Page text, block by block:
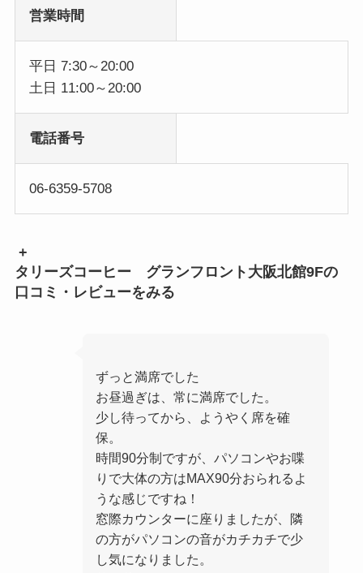
営業時間
平日 7:30～20:00
土日 11:00～20:00
電話番号
06-6359-5708
+
タリーズコーヒー グランフロント大阪北館9Fの
口コミ・レビューをみる
ずっと満席でした
お昼過ぎは、常に満席でした。
少し待ってから、ようやく席を確
保。
時間90分制ですが、パソコンやお喋
りで大体の方はMAX90分おられるよ
うな感じですね！
窓際カウンターに座りましたが、隣
の方がパソコンの音がカチカチで少
し気になりました。